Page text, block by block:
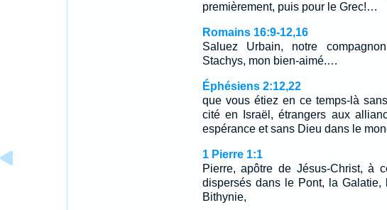
premièrement, puis pour le Grec!…
Romains 16:9-12,16
Saluez Urbain, notre
Stachys, mon bien-aimé.…
Éphésiens 2:12,22
que vous étiez en ce temps-là
cité en Israël, étrangers aux
espérance et sans Dieu dans le
1 Pierre 1:1
Pierre, apôtre de Jésus-Christ, à
dispersés dans le Pont, la
Bithynie,